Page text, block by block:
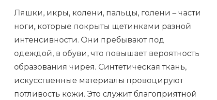
Ляшки, икры, колени, пальцы, голени – части
ноги, которые покрыты щетинками разной
интенсивности. Они пребывают под
одеждой, в обуви, что повышает вероятность
образования чирея. Синтетическая ткань,
искусственные материалы провоцируют
потливость кожи. Это служит благоприятной